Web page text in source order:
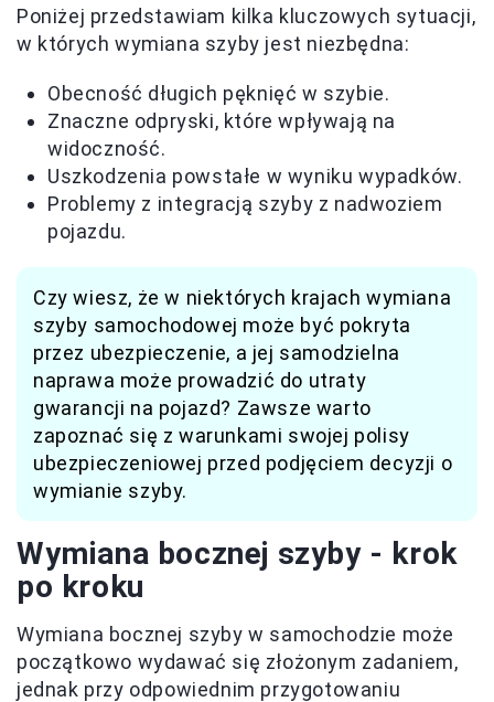
Poniżej przedstawiam kilka kluczowych sytuacji,
w których wymiana szyby jest niezbędna:
Obecność długich pęknięć w szybie.
Znaczne odpryski, które wpływają na
widoczność.
Uszkodzenia powstałe w wyniku wypadków.
Problemy z integracją szyby z nadwoziem
pojazdu.
Czy wiesz, że w niektórych krajach wymiana
szyby samochodowej może być pokryta
przez ubezpieczenie, a jej samodzielna
naprawa może prowadzić do utraty
gwarancji na pojazd? Zawsze warto
zapoznać się z warunkami swojej polisy
ubezpieczeniowej przed podjęciem decyzji o
wymianie szyby.
Wymiana bocznej szyby - krok
po kroku
Wymiana bocznej szyby w samochodzie może
początkowo wydawać się złożonym zadaniem,
jednak przy odpowiednim przygotowaniu